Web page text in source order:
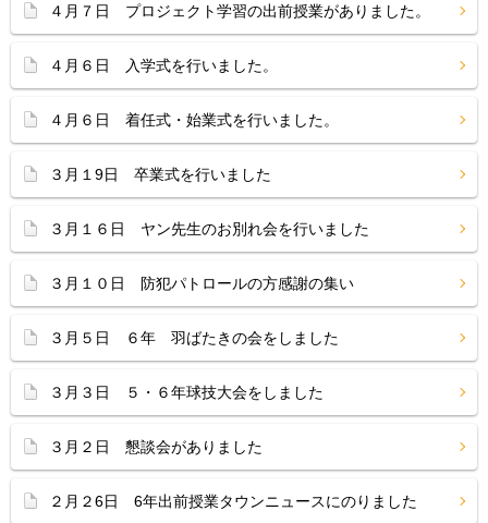
４月７日 プロジェクト学習の出前授業がありました。
４月６日 入学式を行いました。
４月６日 着任式・始業式を行いました。
３月１9日 卒業式を行いました
３月１６日 ヤン先生のお別れ会を行いました
３月１０日 防犯パトロールの方感謝の集い
３月５日 ６年 羽ばたきの会をしました
３月３日 ５・６年球技大会をしました
３月２日 懇談会がありました
２月２6日 6年出前授業タウンニュースにのりました